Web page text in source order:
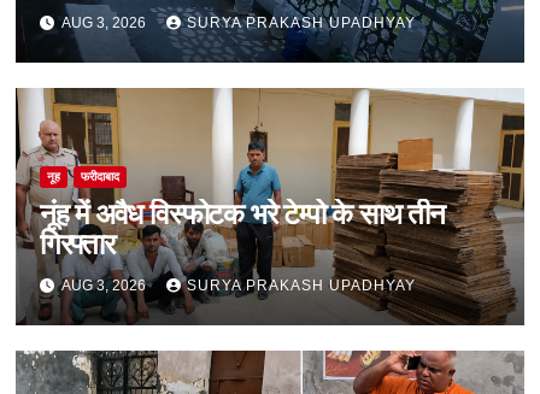
AUG 3, 2026 SURYA PRAKASH UPADHYAY
नूह फरीदाबाद
नूंह में अवैध विस्फोटक भरे टेम्पो के साथ तीन
गिरफ्तार
AUG 3, 2026 SURYA PRAKASH UPADHYAY